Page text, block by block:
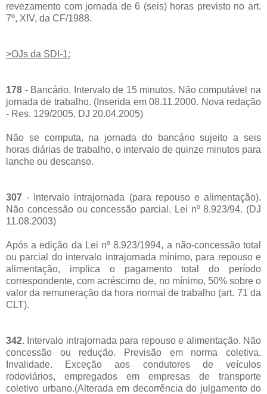
revezamento com jornada de 6 (seis) horas previsto no art.
7º, XIV, da CF/1988.
>OJs da SDI-1:
178 - Bancário. Intervalo de 15 minutos. Não computável na
jornada de trabalho. (Inserida em 08.11.2000. Nova redação
- Res. 129/2005, DJ 20.04.2005)
Não se computa, na jornada do bancário sujeito a seis
horas diárias de trabalho, o intervalo de quinze minutos para
lanche ou descanso.
307 - Intervalo intrajornada (para repouso e alimentação).
Não concessão ou concessão parcial. Lei nº 8.923/94. (DJ
11.08.2003)
Após a edição da Lei nº 8.923/1994, a não-concessão total
ou parcial do intervalo intrajornada mínimo, para repouso e
alimentação, implica o pagamento total do período
correspondente, com acréscimo de, no mínimo, 50% sobre o
valor da remuneração da hora normal de trabalho (art. 71 da
CLT).
342. Intervalo intrajornada para repouso e alimentação. Não
concessão ou redução. Previsão em norma coletiva.
Invalidade. Exceção aos condutores de veículos
rodoviários, empregados em empresas de transporte
coletivo urbano.(Alterada em decorrência do julgamento do